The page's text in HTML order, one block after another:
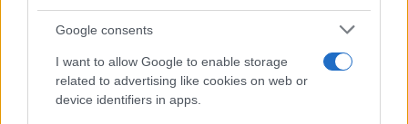
Google consents
I want to allow Google to enable storage
related to advertising like cookies on web or
device identifiers in apps.